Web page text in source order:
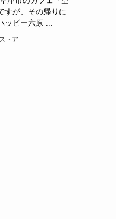
すが、その帰りに
ッピー六原 ...
トア